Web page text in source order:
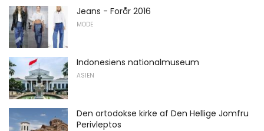
Jeans - Forår 2016
MODE
Indonesiens nationalmuseum
ASIEN
Den ortodokse kirke af Den Hellige Jomfru
Perivleptos